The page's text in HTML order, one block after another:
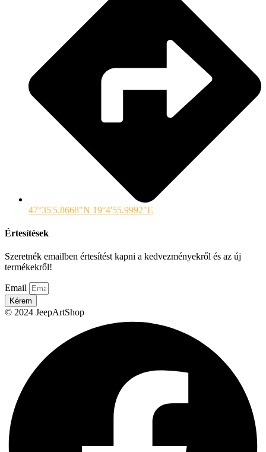
47°35'5.8668"N 19°4'55.9992"E
Értesítések
Szeretnék emailben értesítést kapni a kedvezményekről és az új
termékekről!
Email
Kérem
© 2024 JeepArtShop